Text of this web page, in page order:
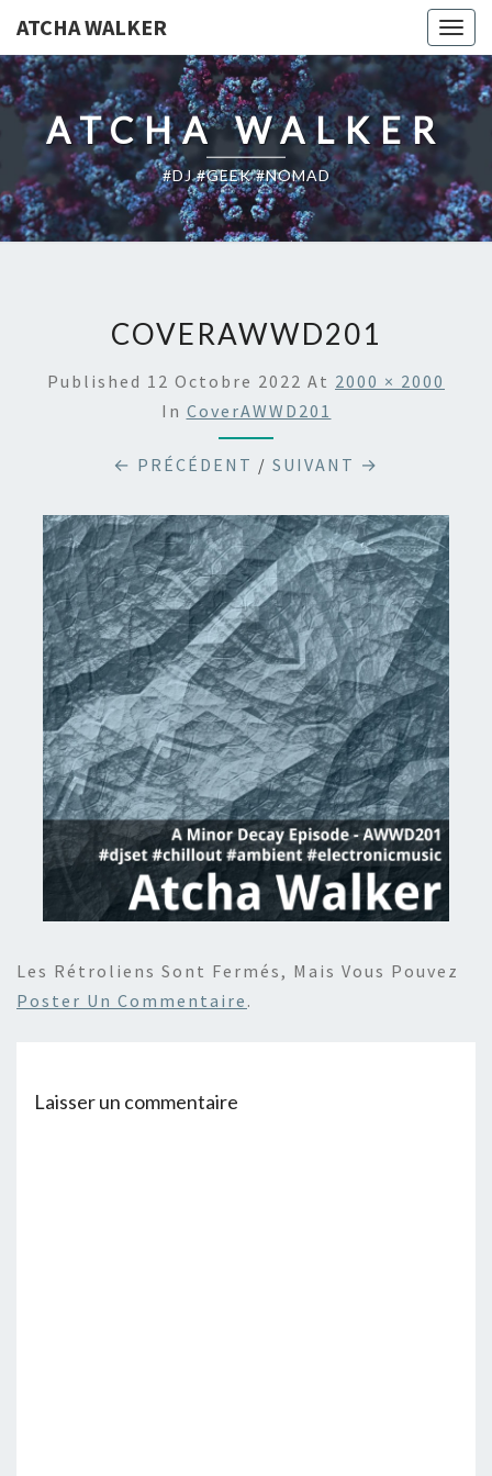
ATCHA WALKER
ATCHA WALKER
#DJ #GEEK #NOMAD
COVERAWWD201
Published 12 Octobre 2022 At 2000 × 2000
In CoverAWWD201
← PRÉCÉDENT / SUIVANT →
Les Rétroliens Sont Fermés, Mais Vous Pouvez
Poster Un Commentaire .
Laisser un commentaire